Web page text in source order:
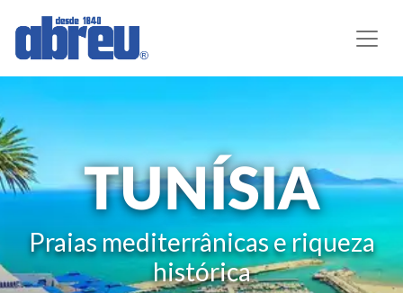
TUNÍSIA
Praias mediterrânicas e riqueza
histórica